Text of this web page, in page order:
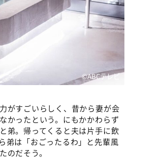
©ABCテレビ
がすごいらしく、昔から妻が会
かったという。にもかかわらず
弟。帰ってくると夫は片手に飲
弟は「おごったるわ」と先輩風
のだそう。